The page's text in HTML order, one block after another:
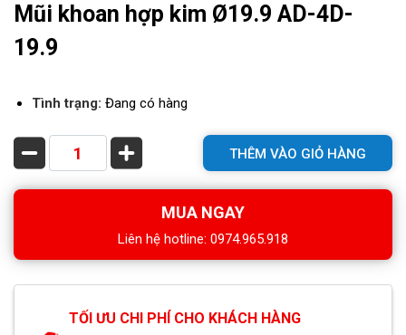
Mũi khoan hợp kim Ø19.9 AD-4D-
19.9
Tình trạng: Đang có hàng
THÊM VÀO GIỎ HÀNG
MUA NGAY
Liên hệ hotline: 0974.965.918
TỐI ƯU CHI PHÍ CHO KHÁCH HÀNG